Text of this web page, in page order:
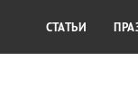
СТАТЬИ